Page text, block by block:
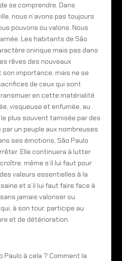
se comprendre. Dans
nous n’avons pas toujours
pouvons ou valons. Nous
Les habitants de São
onirique mais pas dans
rêves des nouveaux
son importance, mais ne se
de ceux qui sont
en cette matérialité
visqueuse et enfumée, au
plus souvent tamisée par des
un peuple aux nombreuses
ses émotions, São Paulo
Elle continuera à lutter
même s’il lui faut pour
valeurs essentielles à la
et s’il lui faut faire face à
jamais valoriser ou
à son tour, participe au
et de détérioration.
Paulo à cela ? Comment la